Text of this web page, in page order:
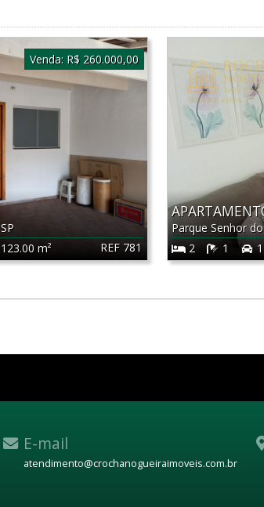
REF 781
SP
123.00 m²
Venda: R$ 260.000,00
Parque Senhor
2
1 1
E-mail
atendimento@crochanogueiraimoveis.com.br